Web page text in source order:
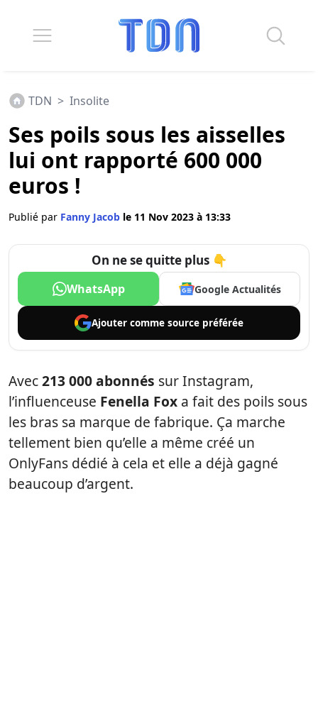
TDN > Insolite
Ses poils sous les aisselles
lui ont rapporté 600 000
euros !
Publié par Fanny Jacob le 11 Nov 2023 à 13:33
On ne se quitte plus 👇
WhatsApp Google Actualités
Ajouter comme source préférée
Avec213 000 abonnés sur Instagram,
l’influenceuse Fenella Fox a fait des poils sous
les bras sa marque de fabrique. Ça marche
tellement bien qu’elle a même créé un
OnlyFans dédié à cela et elle a déjà gagné
beaucoup d’argent.